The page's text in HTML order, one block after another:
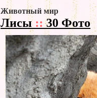
Животный мир
Лисы::30 Фото